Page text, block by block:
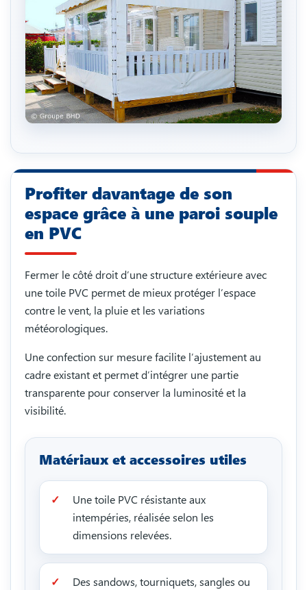
Profiter davantage de son
espace grâce à une paroi souple
en PVC
Fermer le côté droit d’une structure extérieure avec
une toile PVC permet de mieux protéger l’espace
contre le vent, la pluie et les variations
météorologiques.
Une confection sur mesure facilite l’ajustement au
cadre existant et permet d’intégrer une partie
transparente pour conserver la luminosité et la
visibilité.
Matériaux et accessoires utiles
Une toile PVC résistante aux
intempéries, réalisée selon les
dimensions relevées.
Des sandows, tourniquets, sangles ou